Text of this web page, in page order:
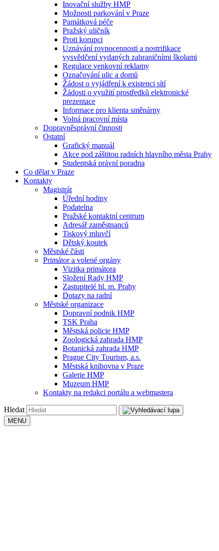
Inovační služby HMP
Možnosti parkování v Praze
Památková péče
Pražský uličník
Proti korupci
Uznávání rovnocennosti a nostrifikace
vysvědčení vydaných zahraničními školami
Regulace venkovní reklamy
Označování ulic a domů
Žádost o vyjádření k existenci sítí
Žádosti o využití prostředků elektronické
prezentace
Informace pro klienta směnárny
Volná pracovní místa
Dopravněsprávní činnosti
Ostatní
Grafický manuál
Akce pod záštitou radních hlavního města Prahy
Studentská právní poradna
Co dělat v Praze
Kontakty
Magistrát
Úřední hodiny
Podatelna
Pražské kontaktní centrum
Adresář zaměstnanců
Tiskový mluvčí
Dětský koutek
Městské části
Primátor a volené orgány
Vizitka primátora
Složení Rady HMP
Zastupitelé hl. m. Prahy
Dotazy na radní
Městské organizace
Dopravní podnik HMP
TSK Praha
Městská policie HMP
Zoologická zahrada HMP
Botanická zahrada HMP
Prague City Tourism, a.s.
Městská knihovna v Praze
Galerie HMP
Muzeum HMP
Kontakty na redakci portálu a webmastera
Hledat
MENU